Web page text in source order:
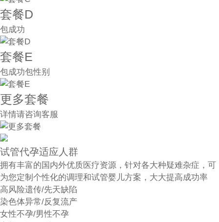
套餐D
包成功
套餐E
包成功包性别
更多套餐
详情请咨询客服
试管代孕适应人群
拥有丰富的国内外优质医疗资源，针对各大种疑难杂症，可
为您定制个性化的调理和试管婴儿方案，大大提高成功率
高风险遗传/先天缺陷
染色体异常/反复流产
女性不孕/男性不孕